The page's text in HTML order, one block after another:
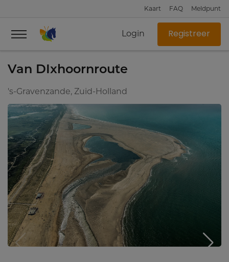
Kaart FAQ Meldpunt
Login Registreer
Van DIxhoornroute
's-Gravenzande, Zuid-Holland